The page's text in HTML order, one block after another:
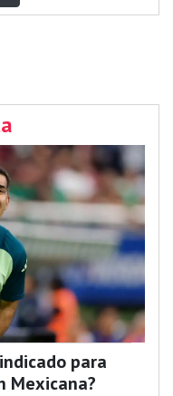
para
Mexicana?